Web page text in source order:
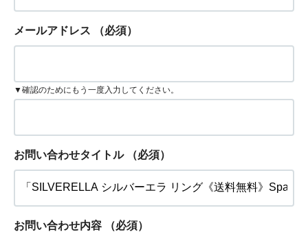
メールアドレス （必須）
▼確認のためにもう一度入力してください。
お問い合わせタイトル （必須）
お問い合わせ内容 （必須）